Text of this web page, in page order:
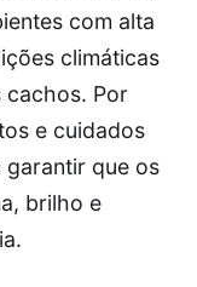
com alta
climáticas
cachos. Por
e cuidados
garantir que os
brilho e